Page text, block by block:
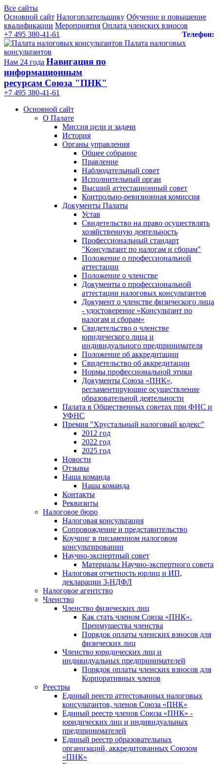
Все сайты
Основной сайт Налогоплательщику Обучение и повышение
квалификации Мероприятия Оплата членских взносов
Телефон:
+7 495 380-41-61
Палата налоговых
консультантов
Нам 24 года Навигация по
информационным
ресурсам Союза "ПНК"
+7 495 380‑41‑61
Основной сайт
О Палате
Миссия цели и задачи
История
Органы управления
Общее собрание
Правление
Наблюдательный совет
Исполнительный орган
Высший аттестационный совет
Контрольно-ревизионная комиссия
Документы Палаты
Устав
Свидетельство на право осуществлять
хозяйственную деятельность
Профессиональный стандарт
"Консультант по налогам и сборам"
Положение о профессиональной
аттестации
Положение о членстве
Документы о профессиональной
аттестации налоговых консультантов
Документ о членстве физического лица
- удостоверение «Консультант по
налогам и сборам»
Свидетельство о членстве
юридического лица и
индивидуального предпринимателя
Положение об аккредитации
Свидетельство об аккредитации
Нормы профессиональной этики
Документы Союза «ПНК»,
регламентирующие осуществление
образовательной деятельности
Палата в Общественных советах при ФНС и
УФНС
Премия "Хрустальный налоговый кодекс"
2012 год
2022 год
2025 год
Новости
Отзывы
Наша команда
Наша команда
Контакты
Реквизиты
Налоговое бюро
Налоговая консультация
Cопровождение и представительство
Коучинг в письменном налоговом
консультировании
Научно-экспертный совет
Материалы Научно-экспертного совета
Налоговая отчетность юрлиц и ИП,
декларации 3-НДФЛ
Налоговое агентство
Членство
Членство физических лиц
Как стать членом Союза «ПНК».
Преимущества членства
Порядок оплаты членских взносов для
физических лиц
Членство юридических лиц и
индивидуальных предпринимателей
Порядок оплаты членских взносов для
Корпоративных членов
Реестры
Единый реестр аттестованных налоговых
консультантов, членов Союза «ПНК»
Единый реестр членов Союза «ПНК» -
юридических лиц и индивидуальных
предпринимателей
Единый реестр образовательных
организаций, аккредитованных Союзом
«ПНК»